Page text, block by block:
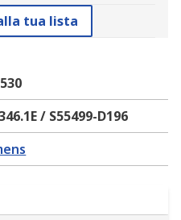
tua lista
/ S55499-D196